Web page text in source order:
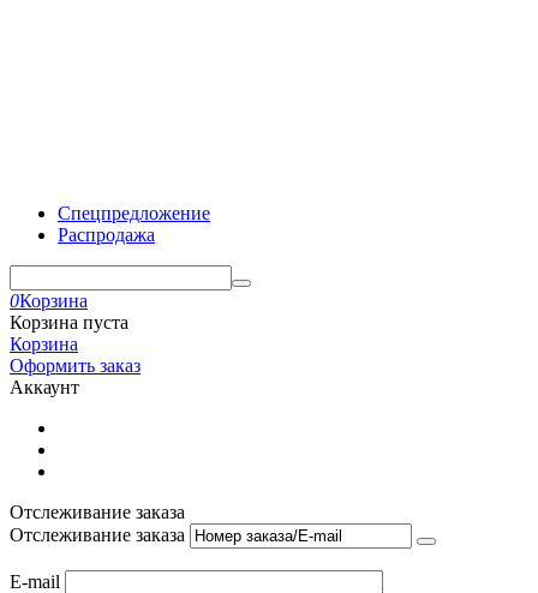
Спецпредложение
Распродажа
0Корзина
Корзина пуста
Корзина
Оформить заказ
Аккаунт
Отслеживание заказа
Отслеживание заказа
E-mail